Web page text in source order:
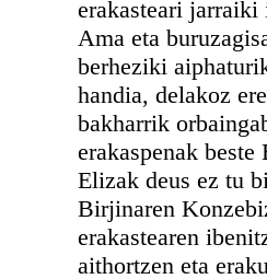
erakasteari
Ama eta
berheziki
handia, delakoz
bakharrik
erakaspenak
Elizak deus ez tu
Birjinaren
erakastearen
aithortzen eta